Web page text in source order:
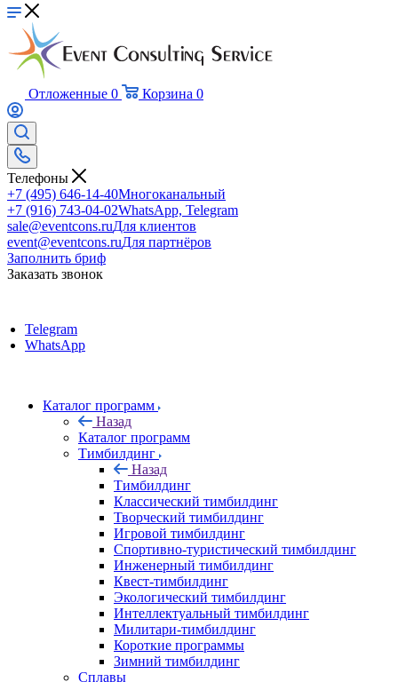
Отложенные 0 Корзина 0
Телефоны
+7 (495) 646-14-40Многоканальный
+7 (916) 743-04-02WhatsApp, Telegram
sale@eventcons.ruДля клиентов
event@eventcons.ruДля партнёров
Заполнить бриф
Заказать звонок
Telegram
WhatsApp
Каталог программ
Назад
Каталог программ
Тимбилдинг
Назад
Тимбилдинг
Классический тимбилдинг
Творческий тимбилдинг
Игровой тимбилдинг
Спортивно-туристический тимбилдинг
Инженерный тимбилдинг
Квест-тимбилдинг
Экологический тимбилдинг
Интеллектуальный тимбилдинг
Милитари-тимбилдинг
Короткие программы
Зимний тимбилдинг
Сплавы